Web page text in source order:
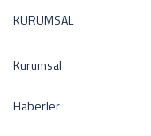
KURUMSAL
Kurumsal
Haberler